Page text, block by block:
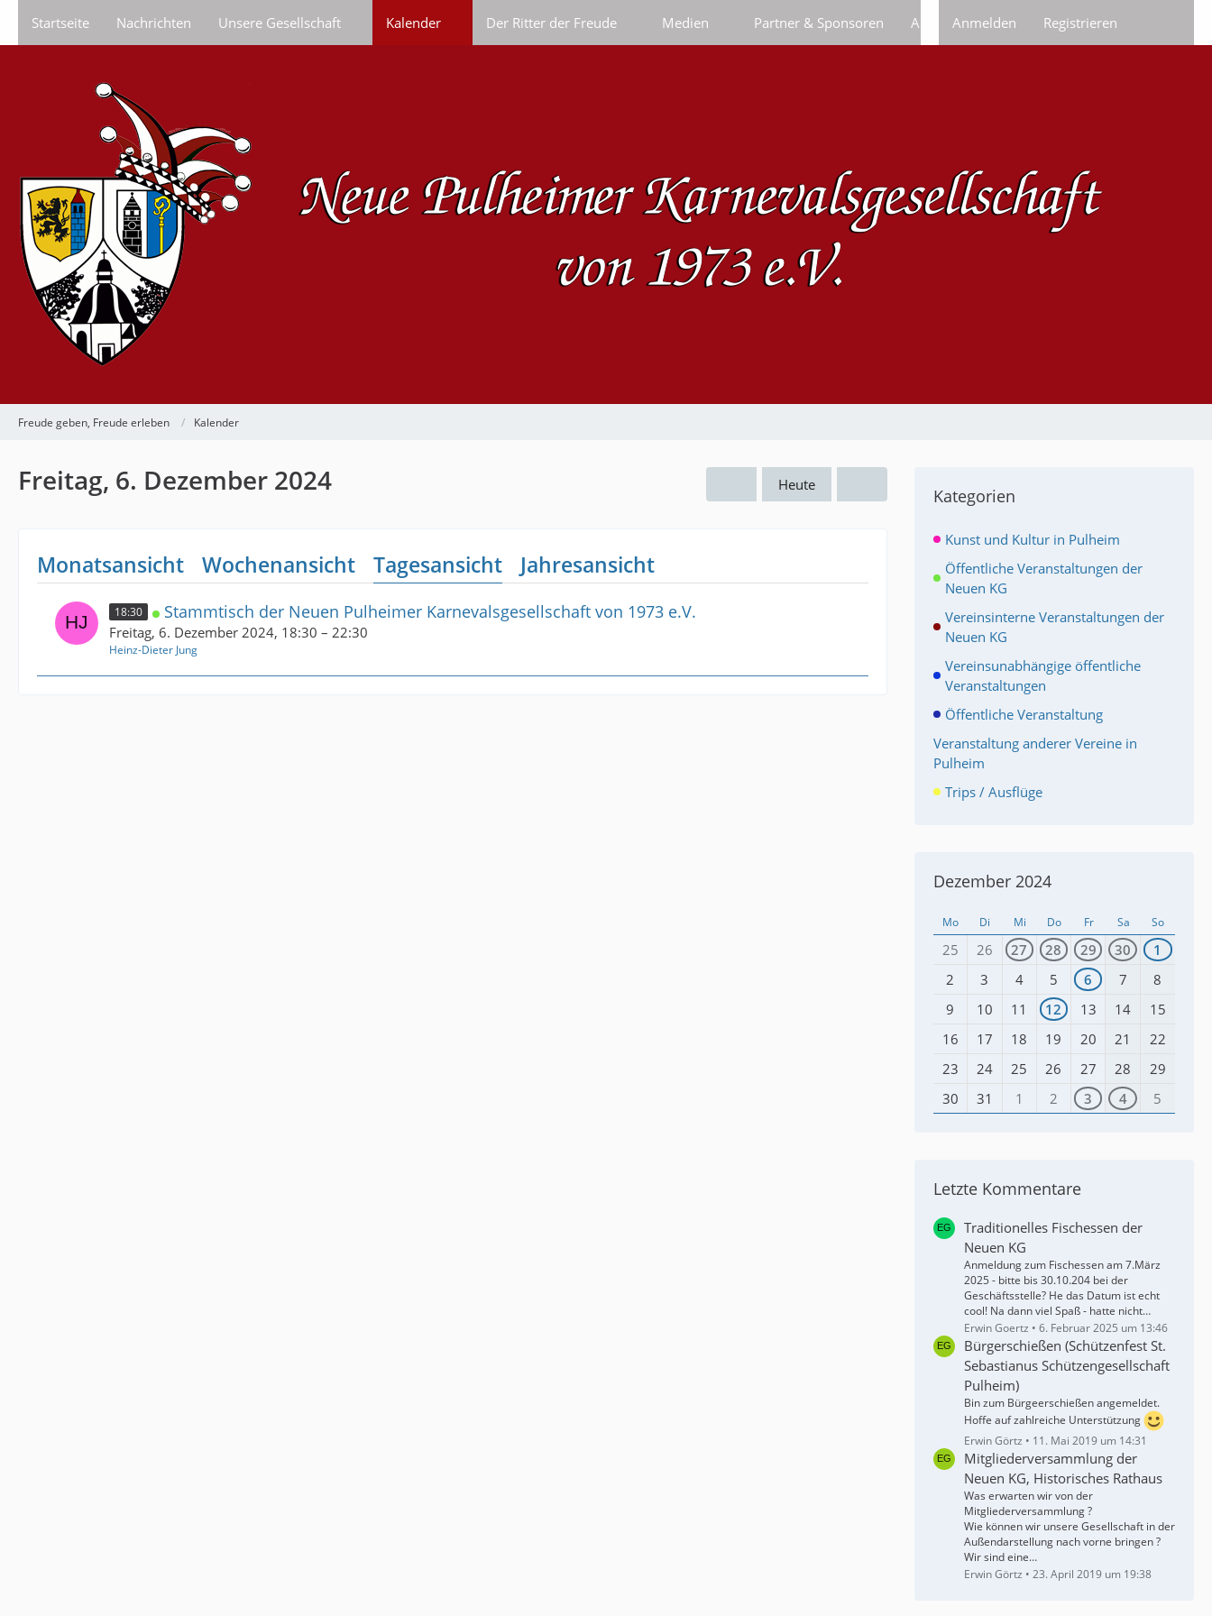
Startseite Nachrichten Unsere Gesellschaft Kalender Der Ritter der Freude Medien Partner & Sponsoren Anfragen/Bestellungen
Anmelden Registrieren
Freude geben, Freude erleben Kalender
Freitag, 6. Dezember 2024 Heute
Monatsansicht Wochenansicht Tagesansicht Jahresansicht
18:30 Stammtisch der Neuen Pulheimer Karnevalsgesellschaft von 1973 e.V.
Freitag, 6. Dezember 2024, 18:30 – 22:30
Heinz-Dieter Jung
Kategorien
Kunst und Kultur in Pulheim
Öffentliche Veranstaltungen der
Neuen KG
Vereinsinterne Veranstaltungen der
Neuen KG
Vereinsunabhängige öffentliche
Veranstaltungen
Öffentliche Veranstaltung
Veranstaltung anderer Vereine in
Pulheim
Trips / Ausflüge
Dezember 2024
Mo Di Mi Do Fr Sa So
25 26 27 28 29 30
1
2
3 4 5 6 7
8
9
10 11 12 13 14
15
16
17 18 19 20 21
22
23
24 25 26 27 28
29
30
31 1 2 3 4 5
Letzte Kommentare
Traditionelles Fischessen der
Neuen KG
Anmeldung zum Fischessen am 7.März
2025 - bitte bis 30.10.204 bei der
Geschäftsstelle? He das Datum ist echt
cool! Na dann viel Spaß - hatte nicht…
Erwin Goertz
6. Februar 2025 um 13:46
Bürgerschießen (Schützenfest St.
Sebastianus Schützengesellschaft
Pulheim)
Bin zum Bürgeerschießen angemeldet.
Hoffe auf zahlreiche Unterstützung
Erwin Görtz
11. Mai 2019 um 14:31
Mitgliederversammlung der
Neuen KG, Historisches Rathaus
Was erwarten wir von der
Mitgliederversammlung ?
Wie können wir unsere Gesellschaft in der
Außendarstellung nach vorne bringen ?
Wir sind eine…
Erwin Görtz
23. April 2019 um 19:38